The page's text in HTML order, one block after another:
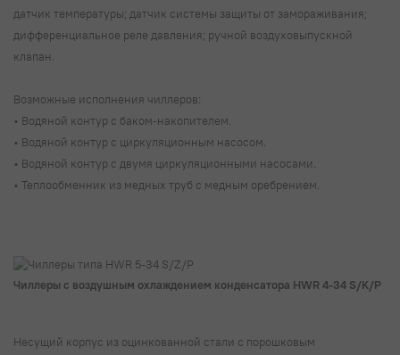
датчик температуры; датчик системы защиты от замораживания;
дифференциальное реле давления; ручной воздуховыпускной
клапан.
Возможные исполнения чиллеров:
• Водяной контур с баком-накопителем.
• Водяной контур с циркуляционным насосом.
• Водяной контур с двумя циркуляционными насосами.
• Теплообменник из медных труб с медным оребрением.
Чиллеры с воздушным охлаждением конденсатора HWR 4-34 S/K/P
Несущий корпус из оцинкованной стали с порошковым